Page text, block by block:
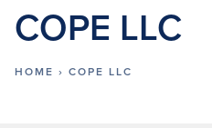
COPE LLC
HOME › COPE LLC